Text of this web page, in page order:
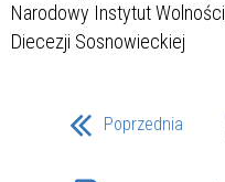
Poprzednia